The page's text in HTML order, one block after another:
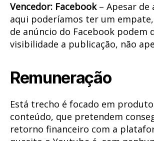
Vencedor: Facebook– Apesar de
aqui poderíamos ter um
de anúncio do Facebook podem
visibilidade a publicação, não
Remuneração
Está trecho é focado em
conteúdo, que pretendem
retorno financeiro com a